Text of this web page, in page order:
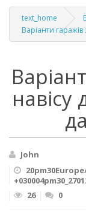
text_home
Варіанти гаражів
навісу
John
26
0